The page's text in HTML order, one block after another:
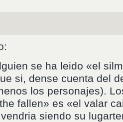
se ha leido «el
si, dense cuenta del
los personajes).
fallen» es «el valar
siendo su